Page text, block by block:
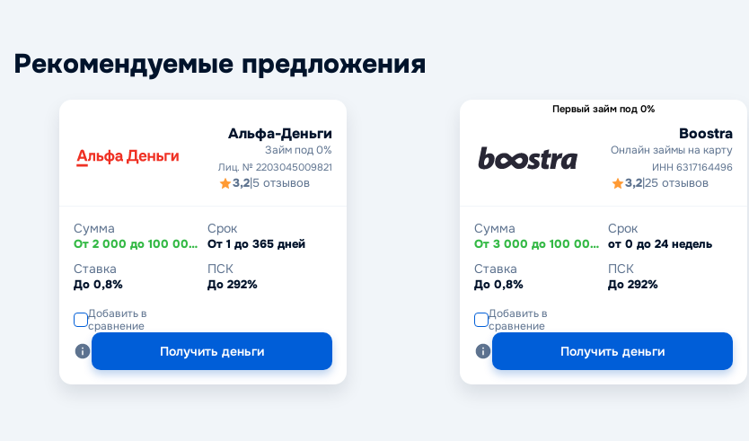
Рекомендуемые предложения
Альфа-Деньги
Займ под 0%
Лиц. № 2203045009821
3,2|5 отзывов
Сумма
От 2 000 до 100 000 ₽
Срок
От 1 до 365 дней
Ставка
До 0,8%
ПСК
До 292%
Добавить в
сравнение
Получить деньги
Первый займ под 0%
Boostra
Онлайн займы на карту
ИНН 6317164496
3,2|25 отзывов
Сумма
От 3 000 до 100 000 ₽
Срок
от 0 до 24 недель
Ставка
До 0,8%
ПСК
До 292%
Добавить в
сравнение
Получить деньги